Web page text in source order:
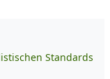
Standards